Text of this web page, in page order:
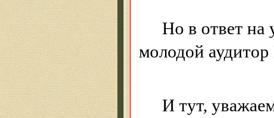
Но в ответ на
молодой
И тут,